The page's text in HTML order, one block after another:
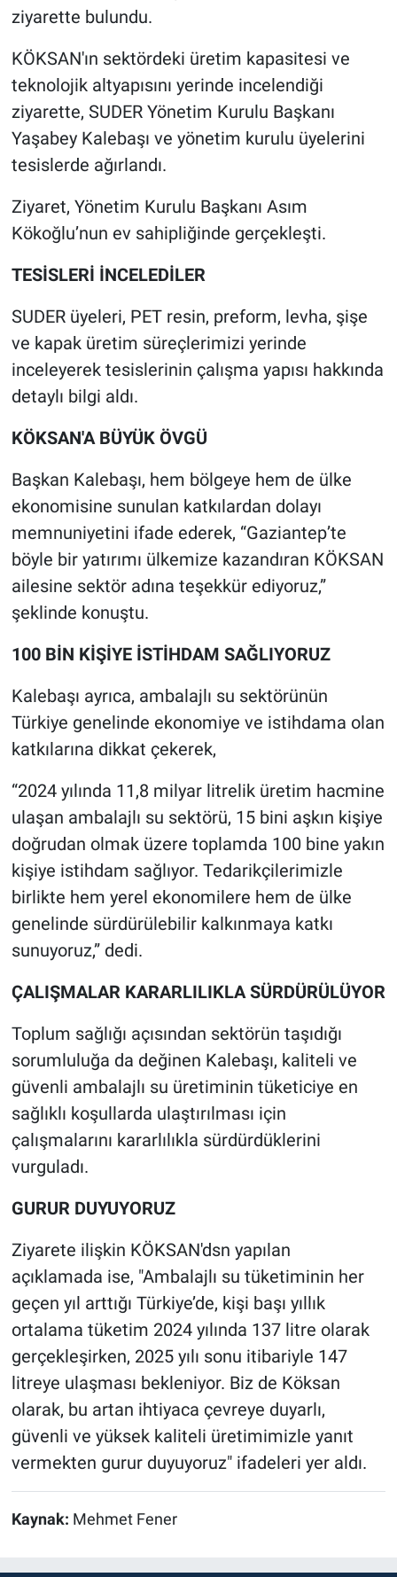
ziyarette bulundu.
‎KÖKSAN'ın sektördeki üretim kapasitesi ve
teknolojik altyapısını yerinde incelendiği
ziyarette, SUDER Yönetim Kurulu Başkanı
Yaşabey Kalebaşı ve yönetim kurulu üyelerini
tesislerde ağırlandı.
‎Ziyaret, Yönetim Kurulu Başkanı Asım
Kökoğlu’nun ev sahipliğinde gerçekleşti.
‎TESİSLERİ İNCELEDİLER
‎SUDER üyeleri, PET resin, preform, levha, şişe
ve kapak üretim süreçlerimizi yerinde
inceleyerek tesislerinin çalışma yapısı hakkında
detaylı bilgi aldı.
‎KÖKSAN'A BÜYÜK ÖVGÜ
‎Başkan Kalebaşı, hem bölgeye hem de ülke
ekonomisine sunulan katkılardan dolayı
memnuniyetini ifade ederek, “Gaziantep’te
böyle bir yatırımı ülkemize kazandıran KÖKSAN
ailesine sektör adına teşekkür ediyoruz,”
şeklinde konuştu.
‎100 BİN KİŞİYE İSTİHDAM SAĞLIYORUZ
‎Kalebaşı ayrıca, ambalajlı su sektörünün
Türkiye genelinde ekonomiye ve istihdama olan
katkılarına dikkat çekerek,
‎“2024 yılında 11,8 milyar litrelik üretim hacmine
ulaşan ambalajlı su sektörü, 15 bini aşkın kişiye
doğrudan olmak üzere toplamda 100 bine yakın
kişiye istihdam sağlıyor. Tedarikçilerimizle
birlikte hem yerel ekonomilere hem de ülke
genelinde sürdürülebilir kalkınmaya katkı
sunuyoruz,” dedi.
‎ÇALIŞMALAR KARARLILIKLA SÜRDÜRÜLÜYOR
‎Toplum sağlığı açısından sektörün taşıdığı
sorumluluğa da değinen Kalebaşı, kaliteli ve
güvenli ambalajlı su üretiminin tüketiciye en
sağlıklı koşullarda ulaştırılması için
çalışmalarını kararlılıkla sürdürdüklerini
vurguladı.
‎GURUR DUYUYORUZ
‎Ziyarete ilişkin KÖKSAN'dsn yapılan
açıklamada ise, "Ambalajlı su tüketiminin her
geçen yıl arttığı Türkiye’de, kişi başı yıllık
ortalama tüketim 2024 yılında 137 litre olarak
gerçekleşirken, 2025 yılı sonu itibariyle 147
litreye ulaşması bekleniyor. Biz de Köksan
olarak, bu artan ihtiyaca çevreye duyarlı,
güvenli ve yüksek kaliteli üretimimizle yanıt
vermekten gurur duyuyoruz" ifadeleri yer aldı.
Kaynak: Mehmet Fener